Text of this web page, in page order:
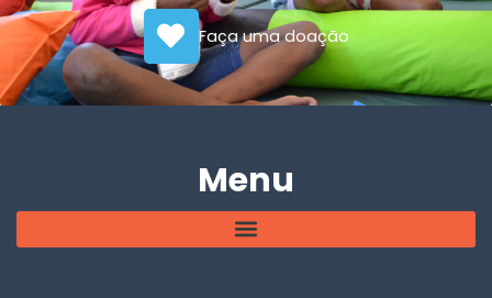
Faça uma doação
Menu